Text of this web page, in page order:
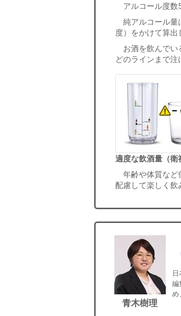
アルコール度数
純アルコール量
度）をかけて算出
お酒を飲んでい
どのラインまで注
適度な飲酒量（衛
年齢や体質など
配慮して楽しく飲
青木樹理
編
め